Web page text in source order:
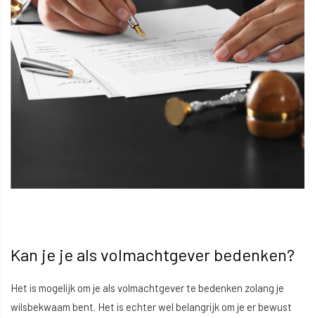
Kan je je als volmachtgever bedenken?
Het is mogelijk om je als volmachtgever te bedenken zolang je
wilsbekwaam bent. Het is echter wel belangrijk om je er bewust